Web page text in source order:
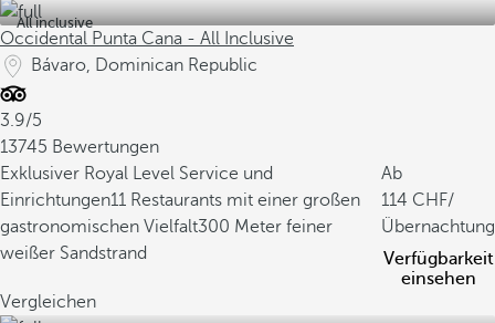
All inclusive
Occidental Punta Cana - All Inclusive
Bávaro, Dominican Republic
3.9/5
13745 Bewertungen
Exklusiver Royal Level Service und
Einrichtungen11 Restaurants mit einer großen
gastronomischen Vielfalt300 Meter feiner
weißer Sandstrand
Ab
114
/
Übernachtung
Verfügbarkeit
einsehen
Vergleichen